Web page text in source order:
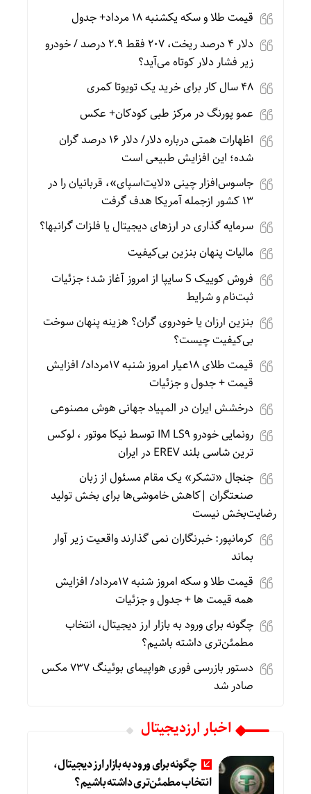
قیمت طلا و سکه یکشنبه 18 مرداد+ جدول
دلار ۴ درصد ریخت، ۲۰۷ فقط ۲.۹ درصد / خودرو
زیر فشار دلار کوتاه می‌آید؟
۴۸ سال کار برای خرید یک تویوتا کمری
عمو پورنگ در مرکز طبی کودکان+ عکس
اظهارات همتی درباره دلار/ دلار ۱۶ درصد گران
شده؛ این افزایش طبیعی است
جاسوس‌افزار چینی «لایت‌اسپای»، قربانیان را در
۱۳ کشور ازجمله آمریکا هدف گرفت
سرمایه گذاری در ارزهای دیجیتال یا فلزات گرانبها؟
مالیات پنهان بنزین بی‌کیفیت
فروش کوییک S سایپا از امروز آغاز شد؛ جزئیات
ثبت‌نام و شرایط
بنزین ارزان یا خودروی گران؟ هزینه پنهان سوخت
بی‌کیفیت چیست؟
قیمت طلای 18عیار امروز شنبه 17مرداد/ افزایش
قیمت + جدول و جزئیات
درخشش ایران در المپیاد جهانی هوش مصنوعی
رونمایی خودرو IM LS9 توسط نیکا موتور ، لوکس
ترین شاسی بلند EREV در ایران
جنجال «تشکر» یک مقام مسئول از زبان
صنعتگران |کاهش خاموشی‌ها برای بخش تولید
رضایت‌بخش نیست
کرمانپور: خبرنگاران نمی گذارند واقعیت زیر آوار
بماند
قیمت طلا و سکه امروز شنبه 17مرداد/ افزایش
همه قیمت ها + جدول و جزئیات
چگونه برای ورود به بازار ارز دیجیتال، انتخاب
مطمئن‌تری داشته باشیم؟
دستور بازرسی فوری هواپیمای بوئینگ ۷۳۷ مکس
صادر شد
اخبار ارزدیجیتال
چگونه برای ورود به بازار ارز دیجیتال،
انتخاب مطمئن‌تری داشته باشیم؟